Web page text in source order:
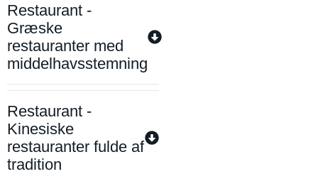
Restaurant -
Græske
restauranter med
middelhavsstemning
Restaurant -
Kinesiske
restauranter fulde af
tradition